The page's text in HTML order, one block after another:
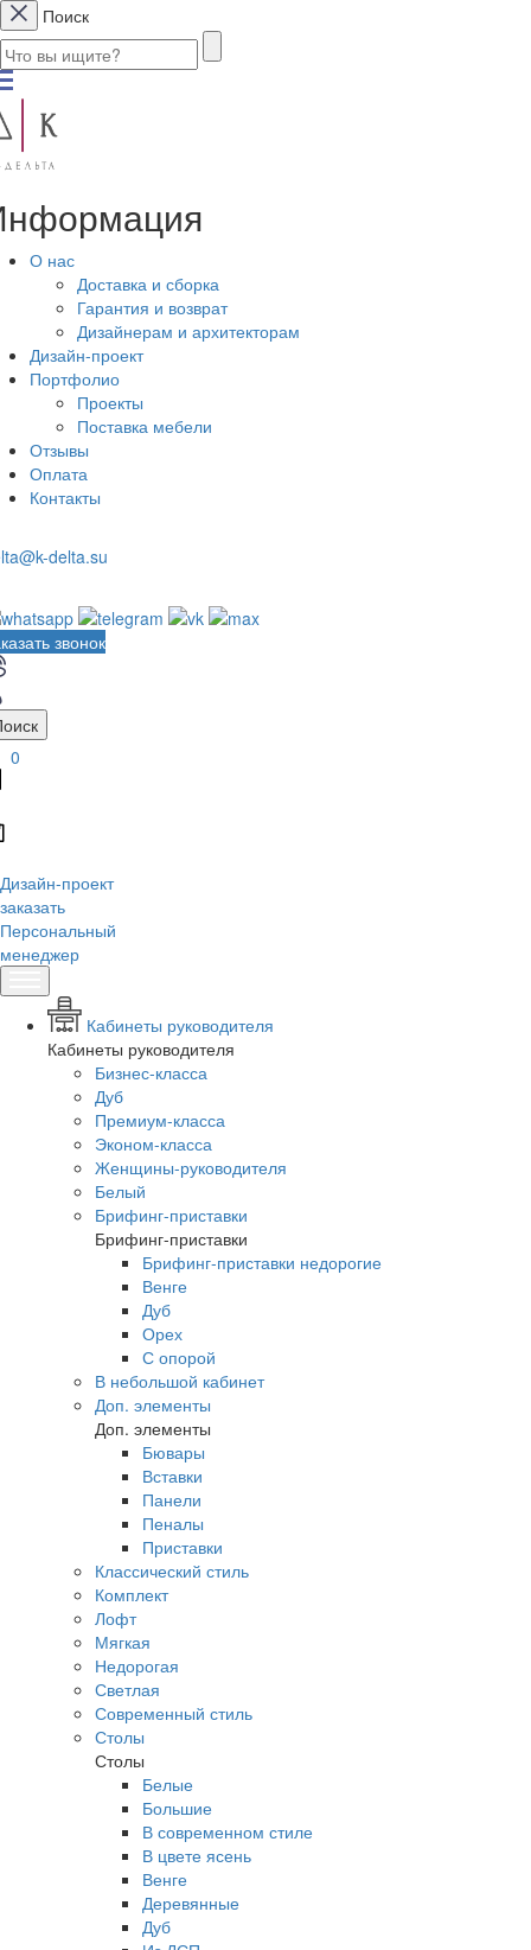
Поиск
О нас
Доставка и сборка
Гарантия и возврат
Дизайнерам и архитекторам
Дизайн-проект
Портфолио
Проекты
Поставка мебели
Отзывы
Оплата
Контакты
delta.su
звонок
0
Дизайн-проект
заказать
Персональный
менеджер
Кабинеты руководителя
Кабинеты руководителя
Бизнес-класса
Дуб
Премиум-класса
Эконом-класса
Женщины-руководителя
Белый
Брифинг-приставки
Брифинг-приставки
Брифинг-приставки недорогие
Венге
Дуб
Орех
С опорой
В небольшой кабинет
Доп. элементы
Доп. элементы
Бювары
Вставки
Панели
Пеналы
Приставки
Классический стиль
Комплект
Лофт
Мягкая
Недорогая
Светлая
Современный стиль
Столы
Столы
Белые
Большие
В современном стиле
В цвете ясень
Венге
Деревянные
Дуб